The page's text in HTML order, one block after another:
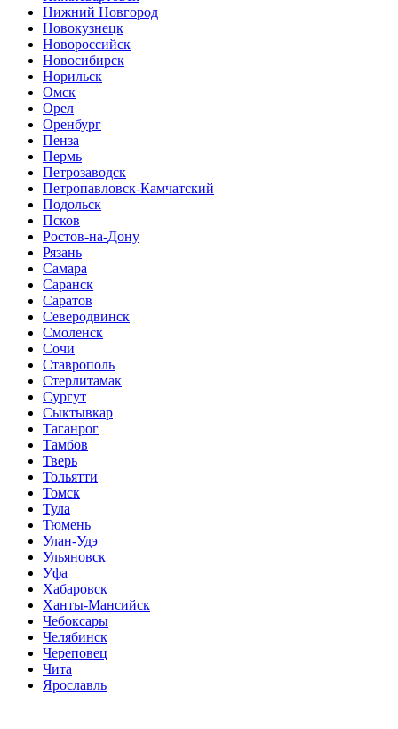
Нижний Новгород
Новокузнецк
Новороссийск
Новосибирск
Норильск
Омск
Орел
Оренбург
Пенза
Пермь
Петрозаводск
Петропавловск-Камчатский
Подольск
Псков
Ростов-на-Дону
Рязань
Самара
Саранск
Саратов
Северодвинск
Смоленск
Сочи
Ставрополь
Стерлитамак
Сургут
Сыктывкар
Таганрог
Тамбов
Тверь
Тольятти
Томск
Тула
Тюмень
Улан-Удэ
Ульяновск
Уфа
Хабаровск
Ханты-Мансийск
Чебоксары
Челябинск
Череповец
Чита
Ярославль